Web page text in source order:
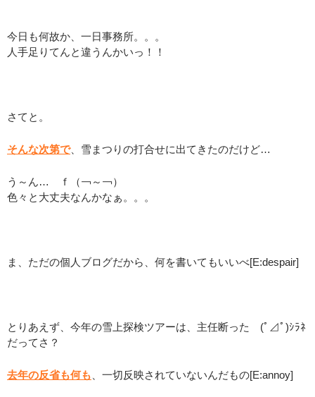
今日も何故か、一日事務所。。。
人手足りてんと違うんかいっ！！
さてと。
そんな次第で、雪まつりの打合せに出てきたのだけど…
う～ん… ｆ（￢～￢）
色々と大丈夫なんかなぁ。。。
ま、ただの個人ブログだから、何を書いてもいいべ[E:despair]
とりあえず、今年の雪上探検ツアーは、主任断った (ﾟ⊿ﾟ)ｼﾗﾈ
だってさ？
去年の反省も何も 、一切反映されていないんだもの[E:annoy]